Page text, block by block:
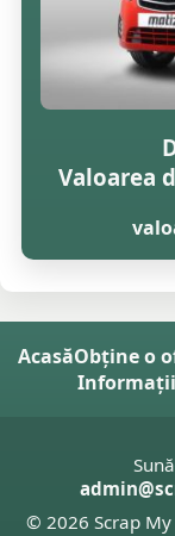
Valoarea
AcasăObține o
© 2026 Scrap